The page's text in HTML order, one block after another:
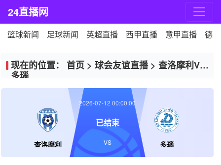
24直播网
篮球新闻 足球新闻 英超直播 西甲直播 意甲直播 德
现在的位置： 首页 > 球会友谊直播> 查洛摩利VS
多瑙
查洛摩利 多瑙
2026-07-12 00:00:00
已结束
VS